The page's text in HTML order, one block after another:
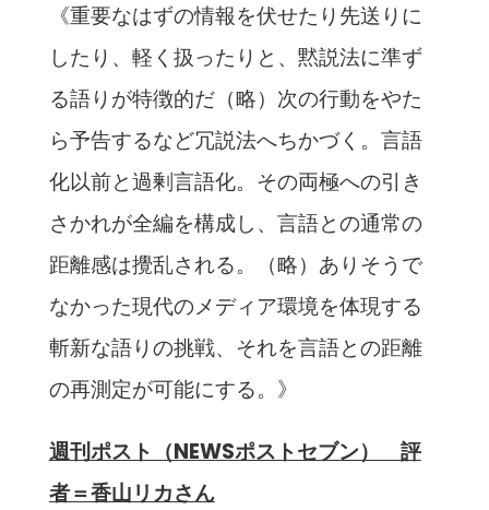
《重要なはずの情報を伏せたり先送りに
したり、軽く扱ったりと、黙説法に準ず
る語りが特徴的だ（略）次の行動をやた
ら予告するなど冗説法へちかづく。言語
化以前と過剰言語化。その両極への引き
さかれが全編を構成し、言語との通常の
距離感は攪乱される。（略）ありそうで
なかった現代のメディア環境を体現する
斬新な語りの挑戦、それを言語との距離
の再測定が可能にする。》
週刊ポスト（NEWSポストセブン）
評
者＝香山リカさん